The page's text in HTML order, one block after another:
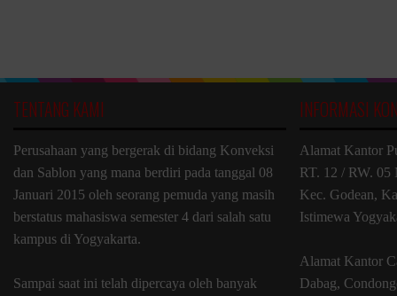
TENTANG KAMI
Perusahaan yang bergerak di bidang Konveksi
dan Sablon yang mana berdiri pada tanggal 08
Januari 2015 oleh seorang pemuda yang masih
berstatus mahasiswa semester 4 dari salah satu
kampus di Yogyakarta.
Sampai saat ini telah dipercaya oleh banyak
INFORMASI
Alamat Kantor
RT. 12 / RW. 05
Kec. Godean,
Istimewa
Alamat Kantor
Dabag,